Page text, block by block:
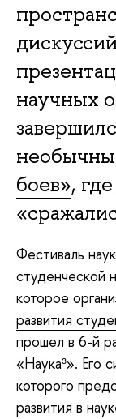
научных
боев»,
Фестиваль
студенческой
которое
развития
прошел в 6-й
«Наука³». Его
которого
развития в